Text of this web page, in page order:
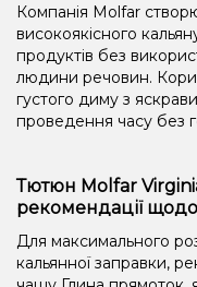
Компанія Molfar
високоякісного
продуктів без
людини речовин.
густого диму з
проведення часу без
Тютюн Molfar
рекомендації
Для максимального
кальянної заправки,